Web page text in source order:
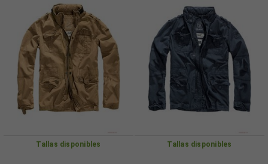
Tallas disponibles Tallas disponibles